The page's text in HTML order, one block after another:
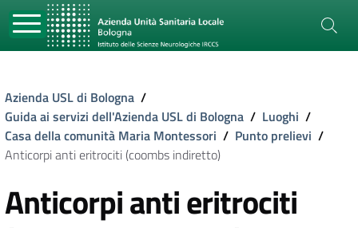
Azienda USL di Bologna /
Guida ai servizi dell'Azienda USL di Bologna / Luoghi /
Casa della comunità Maria Montessori / Punto prelievi /
Anticorpi anti eritrociti (coombs indiretto)
Anticorpi anti eritrociti